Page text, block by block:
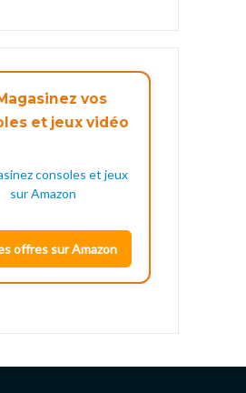
vos
et jeux vidéo
offres sur Amazon